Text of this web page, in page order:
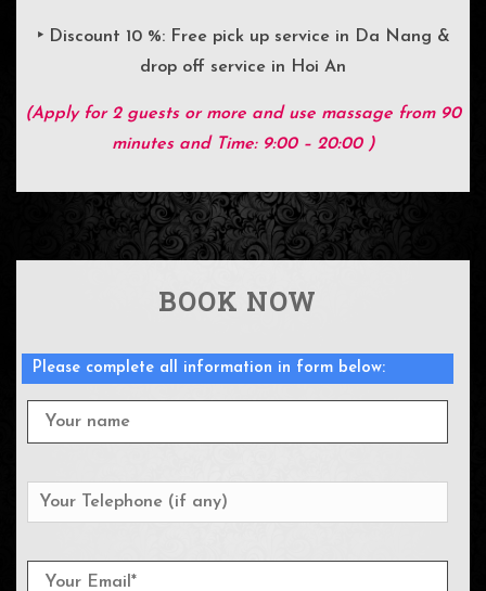
‣ Discount 10 %: Free pick up service in Da Nang &
drop off service in Hoi An
(Apply for 2 guests or more and use massage from 90
minutes and Time: 9:00 – 20:00 )
BOOK NOW
Please complete all information in form below: